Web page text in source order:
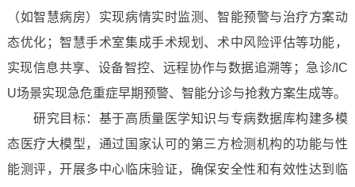
（如智慧病房）实现病情实时监测、智能预警与治疗方案动
态优化；智慧手术室集成手术规划、术中风险评估等功能，
实现信息共享、设备智控、远程协作与数据追溯等；急诊/IC
U场景实现急危重症早期预警、智能分诊与抢救方案生成等。
研究目标：基于高质量医学知识与专病数据库构建多模
态医疗大模型，通过国家认可的第三方检测机构的功能与性
能测评，开展多中心临床验证，确保安全性和有效性达到临